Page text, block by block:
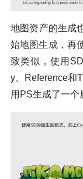
地图资产的生成
始地图生成，再
致类似，使用
y、Reference和
用PS生成了一个